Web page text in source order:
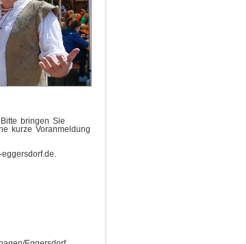
bringen Sie
kurze Voranmeldung